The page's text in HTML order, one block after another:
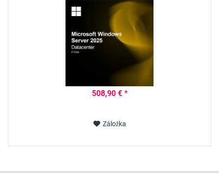
508,90 € *
Záložka